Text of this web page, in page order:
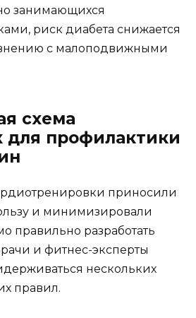
занимающихся
риск диабета снижается
с малоподвижными
схема
для профилактики
приносили
и минимизировали
правильно разработать
и фитнес-эксперты
нескольких
правил.